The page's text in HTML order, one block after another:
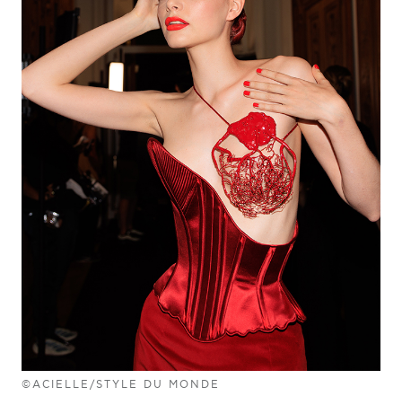
©ACIELLE/STYLE DU MONDE